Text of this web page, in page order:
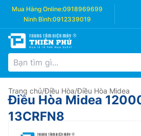
Mua Hàng Online:0918969699
Ninh Bình:0912339019
Trang chủ/Điều Hòa/Điều Hòa Midea
Điều Hòa Midea
13CRFN8